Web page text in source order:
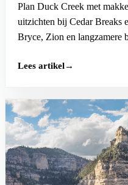
Plan Duck Creek met
uitzichten bij Cedar Breaks
Bryce, Zion en langzamere
Lees artikel